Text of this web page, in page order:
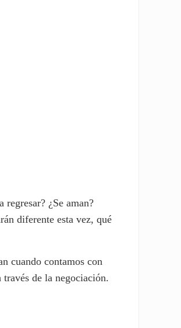
¿Se aman?
diferente esta vez, qué
cuando contamos con
de la negociación.